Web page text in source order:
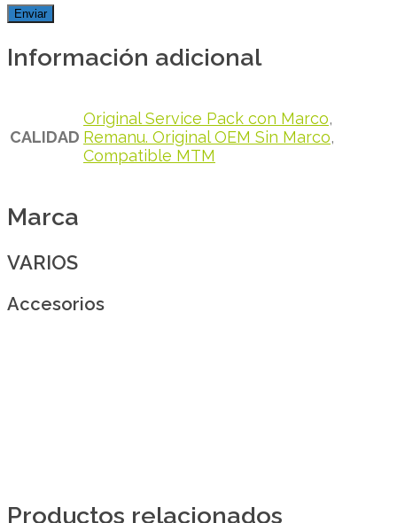
Información adicional
CALIDAD
Original Service Pack con Marco,
Remanu. Original OEM Sin Marco,
Compatible MTM
Marca
VARIOS
Accesorios
Productos relacionados